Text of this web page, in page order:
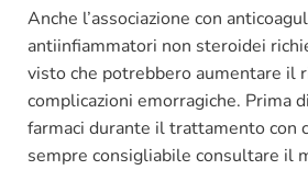
Anche l’associazione con
antiinfiammatori non steroidei
visto che potrebbero aumentare il
complicazioni emorragiche. Prima
farmaci durante il trattamento con
sempre consigliabile consultare il